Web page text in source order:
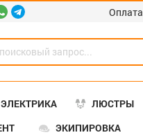
Оплата
ЭЛЕКТРИКА ЛЮСТРЫ
ЭКИПИРОВКА